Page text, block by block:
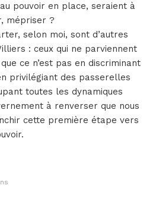
pouvoir en place, seraient à
mépriser ?
selon moi, sont d’autres
: ceux qui ne parviennent
ce n’est pas en discriminant
privilégiant des passerelles
toutes les dynamiques
à renverser que nous
cette première étape vers